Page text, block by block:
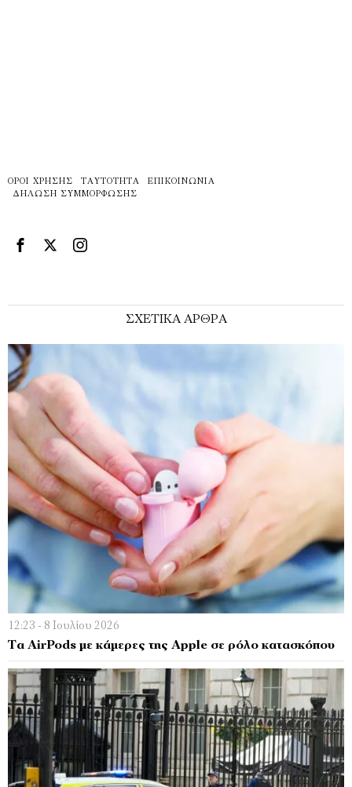
ΌΡΟΙ ΧΡΉΣΗΣ ΤΑΥΤΌΤΗΤΑ
ΕΠΙΚΟΙΝΩΝΊΑ
ΔΉΛΩΣΗ ΣΥΜΜΌΡΦΩΣΗΣ
ΣΧΕΤΙΚΑ ΑΡΘΡΑ
12:23 - 8 Ιουλίου 2026
Τα AirPods με κάμερες της Apple σε ρόλο κατασκόπου